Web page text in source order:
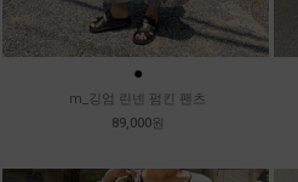
●
m_깅엄 린넨 펌킨 팬츠
89,000원